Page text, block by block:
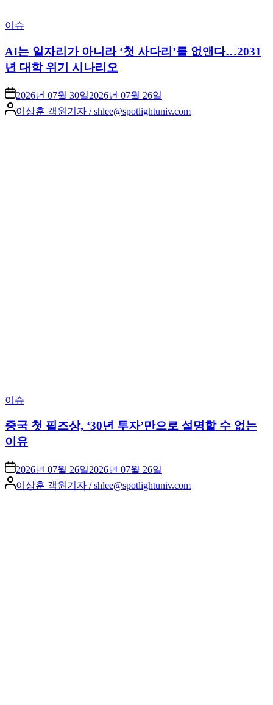
Posted
이슈
AI는 일자리가 아니라 ‘첫 사다리’를 없앤다…2031
년 대학 위기 시나리오
2026년 07월 30일2026년 07월 26일
Posted
by
이상훈 객원기자 / shlee@spotlightuniv.com
Posted
이슈
중국 첫 필즈상, ‘30년 투자’만으로 설명할 수 없는
이유
2026년 07월 26일2026년 07월 26일
Posted
by
이상훈 객원기자 / shlee@spotlightuniv.com